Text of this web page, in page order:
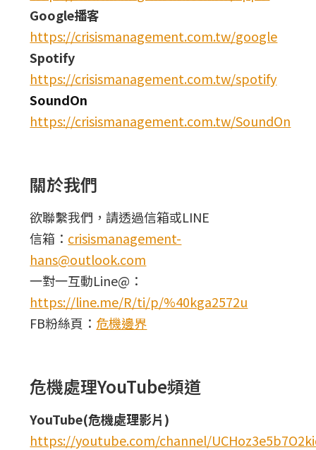
Google播客
https://crisismanagement.com.tw/google
Spotify
https://crisismanagement.com.tw/spotify
SoundOn
https://crisismanagement.com.tw/SoundOn
關於我們
欲聯繫我們，請透過信箱或LINE
信箱： crisismanagement-
hans@outlook.com
一對一互動Line@：
https://line.me/R/ti/p/%40kga2572u
FB粉絲頁： 危機邊界
危機處理YouTube頻道
YouTube(危機處理影片)
https://youtube.com/channel/